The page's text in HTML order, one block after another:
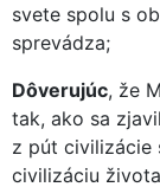
svete spolu s
sprevádza;
Dôverujúc, že
tak, ako sa
z pút civilizácie
civilizáciu